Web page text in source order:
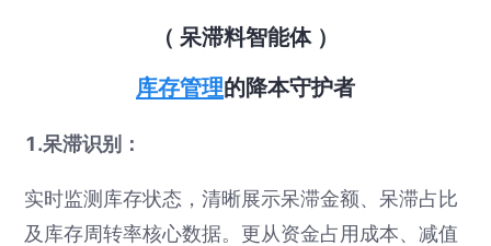
（ 呆滞料智能体）
库存管理的降本守护者
1.呆滞识别：
实时监测库存状态，清晰展示呆滞金额、呆滞占比
及库存周转率核心数据。更从资金占用成本、减值